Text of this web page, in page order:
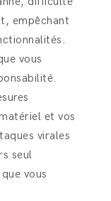
empêchant
vous
et vos
virales
seul
vous